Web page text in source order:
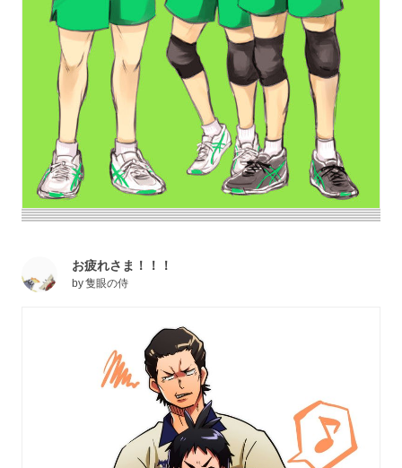
お疲れさま！！！
by隻眼の侍